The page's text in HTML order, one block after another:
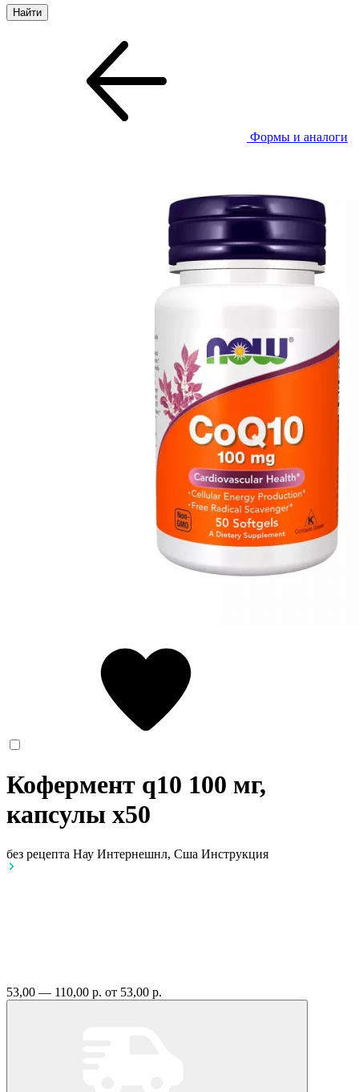
Формы и аналоги
Кофермент q10 100 мг,
капсулы x50
без рецепта Нау Интернешнл, Сша Инструкция
53,00 — 110,00 р. от 53,00 р.